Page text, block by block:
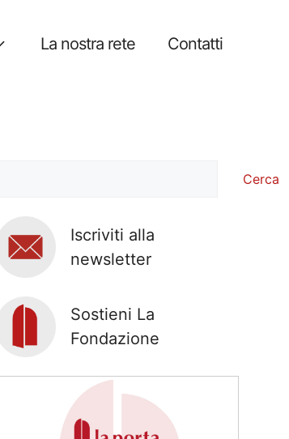
La nostra rete Contatti
Cerca
Iscriviti alla
newsletter
Sostieni La
Fondazione